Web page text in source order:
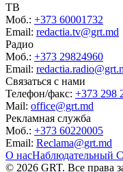
ТВ
Моб.: +373 60001732
Email: redactia.tv@grt.md
Радио
Моб.: +373 29824960
Email:
Связаться с нами
Телефон/факс: +373 298
Mail: office@grt.md
Рекламная служба
Моб.: +373 60220005
Email: Reclama@grt.md
О насНаблюдательный
© 2026 GRT. Все права